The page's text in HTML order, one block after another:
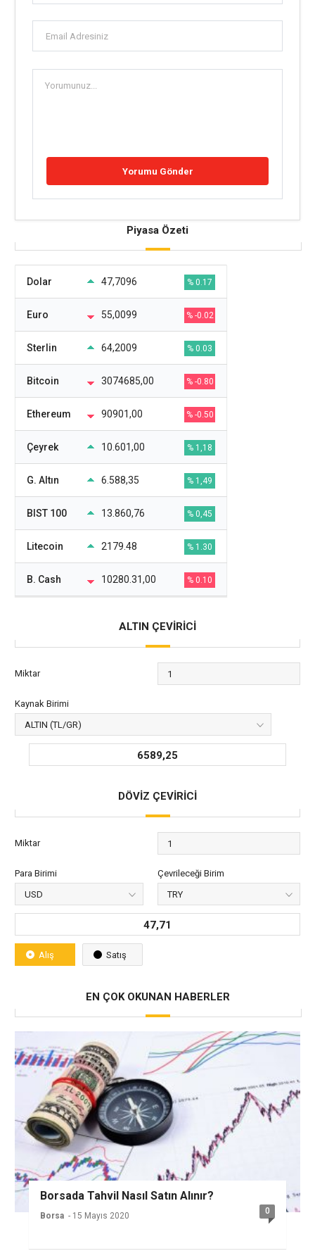
Piyasa Özeti
Dolar 47,7096 % 0.17
Euro 55,0099 % -0.02
Sterlin 64,2009 % 0.03
Bitcoin 3074685,00 % -0.80
Ethereum 90901,00 % -0.50
Çeyrek 10.601,00 % 1,18
G. Altın 6.588,35 % 1,49
BIST 100 13.860,76 % 0,45
Litecoin 2179.48 % 1.30
B. Cash 10280.31,00 % 0.10
ALTIN ÇEVİRİCİ
Miktar
Kaynak Birimi
6589,25
DÖVİZ ÇEVİRİCİ
Miktar
Para Birimi Çevrileceği Birim
47,71
Alış Satış
EN ÇOK OKUNAN HABERLER
Borsada Tahvil Nasıl Satın Alınır?
Borsa - 15 Mayıs 2020 0